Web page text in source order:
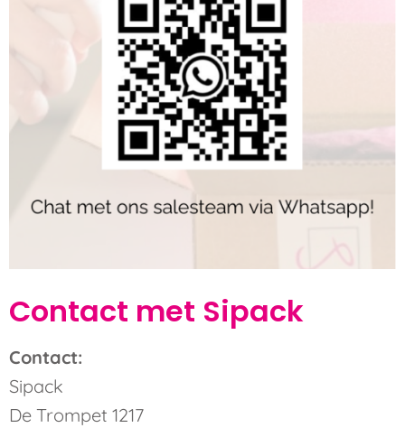
Contact met Sipack
Contact:
Sipack
De Trompet 1217